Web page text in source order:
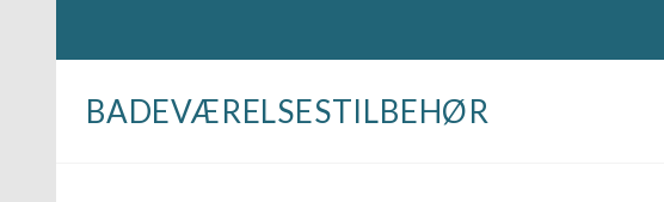
BADEVÆRELSESTILBEHØR